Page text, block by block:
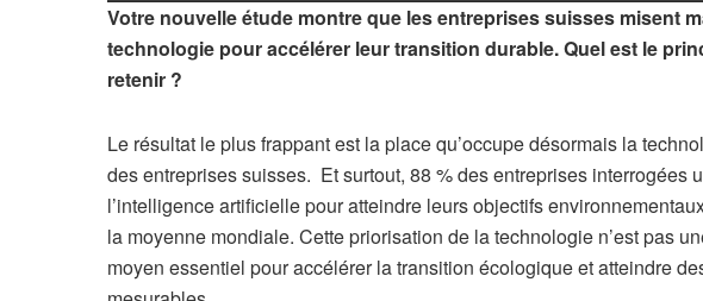
Votre nouvelle étude montre que les entreprises suisses misent
technologie pour accélérer leur transition durable. Quel est le
retenir ?
Le résultat le plus frappant est la place qu’occupe désormais la
des entreprises suisses. Et surtout, 88 % des entreprises interrogées
l’intelligence artificielle pour atteindre leurs objectifs
la moyenne mondiale. Cette priorisation de la technologie n’est pas
moyen essentiel pour accélérer la transition écologique et atteindre